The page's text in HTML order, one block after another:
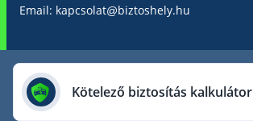
Biztosítók
Email: kapcsolat@biztoshely.hu
Kötelező biztosítás kalkulátor